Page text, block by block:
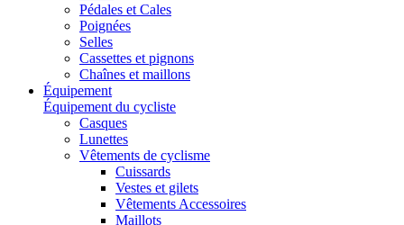
Pédales et Cales
Poignées
Selles
Cassettes et pignons
Chaînes et maillons
Équipement
Équipement du cycliste
Casques
Lunettes
Vêtements de cyclisme
Cuissards
Vestes et gilets
Vêtements Accessoires
Maillots